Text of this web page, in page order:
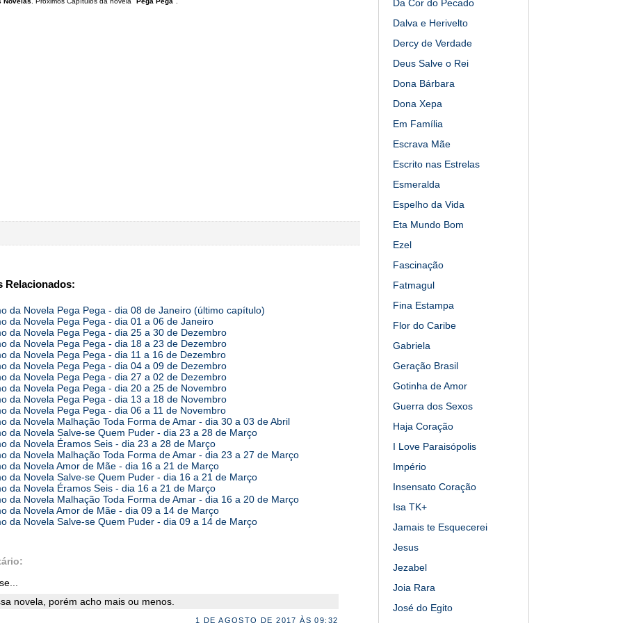
Relacionados:
da Novela Pega Pega - dia 08 de Janeiro (último capítulo)
da Novela Pega Pega - dia 01 a 06 de Janeiro
da Novela Pega Pega - dia 25 a 30 de Dezembro
da Novela Pega Pega - dia 18 a 23 de Dezembro
da Novela Pega Pega - dia 11 a 16 de Dezembro
da Novela Pega Pega - dia 04 a 09 de Dezembro
da Novela Pega Pega - dia 27 a 02 de Dezembro
da Novela Pega Pega - dia 20 a 25 de Novembro
da Novela Pega Pega - dia 13 a 18 de Novembro
da Novela Pega Pega - dia 06 a 11 de Novembro
da Novela Malhação Toda Forma de Amar - dia 30 a 03 de Abril
da Novela Salve-se Quem Puder - dia 23 a 28 de Março
da Novela Éramos Seis - dia 23 a 28 de Março
da Novela Malhação Toda Forma de Amar - dia 23 a 27 de Março
da Novela Amor de Mãe - dia 16 a 21 de Março
da Novela Salve-se Quem Puder - dia 16 a 21 de Março
da Novela Éramos Seis - dia 16 a 21 de Março
da Novela Malhação Toda Forma de Amar - dia 16 a 20 de Março
da Novela Amor de Mãe - dia 09 a 14 de Março
da Novela Salve-se Quem Puder - dia 09 a 14 de Março
novela, porém acho mais ou menos.
1 DE AGOSTO DE 2017 ÀS 09:32
Da Cor do Pecado
Dalva e Herivelto
Dercy de Verdade
Deus Salve o Rei
Dona Bárbara
Dona Xepa
Em Família
Escrava Mãe
Escrito nas Estrelas
Esmeralda
Espelho da Vida
Eta Mundo Bom
Ezel
Fascinação
Fatmagul
Fina Estampa
Flor do Caribe
Gabriela
Geração Brasil
Gotinha de Amor
Guerra dos Sexos
Haja Coração
I Love Paraisópolis
Império
Insensato Coração
Isa TK+
Jamais te Esquecerei
Jesus
Jezabel
Joia Rara
José do Egito